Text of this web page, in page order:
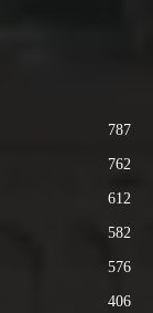
787
762
612
582
576
406